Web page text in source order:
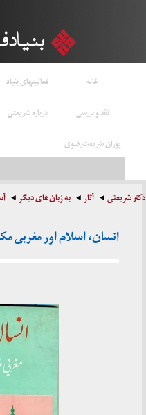
خانه فعالیتهای بنیاد
نقد و بررسی
درباره شریعتی
پوران شریعت‌رضوی
دکتر شریعتی آثار به زبان‌های دیگر
انسان، اسلام اور مغربی